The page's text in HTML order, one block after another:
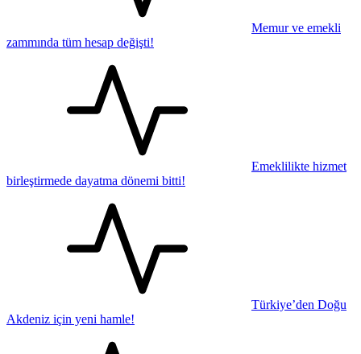
Memur ve emekli
zammında tüm hesap değişti!
Emeklilikte hizmet
birleştirmede dayatma dönemi bitti!
Türkiye’den Doğu
Akdeniz için yeni hamle!